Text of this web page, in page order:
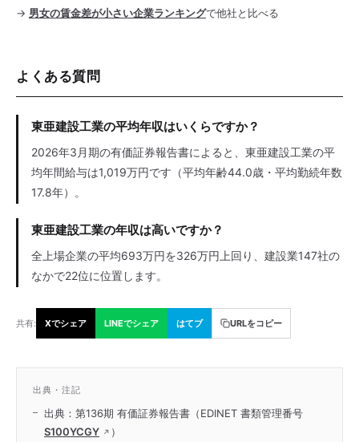
→ 男女の賃金差が小さい企業ランキングで他社と比べる
よくある質問
東亜建設工業の平均年収はいくらですか？
2026年3月期の有価証券報告書によると、東亜建設工業の平
均年間給与は1,019万円です（平均年齢44.0歳・平均勤続年数
17.8年）。
東亜建設工業の年収は高いですか？
全上場企業の平均693万円を326万円上回り、建設業147社の
なかで22位に位置します。
共有: Xでシェア LINEでシェア はてブ URLをコピー
出典・注記
出典：第136期 有価証券報告書（EDINET 書類管理番号
S100YCGY
）